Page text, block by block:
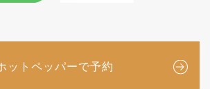
ットペッパーで予約